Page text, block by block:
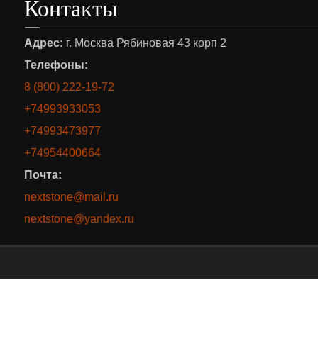
Контакты
Адрес: г. Москва Рябиновая 43 корп 2
Телефоны:
8 (800) 222-19-72
+74993933053
+74993473977
+74954400664
Почта:
nextstone@mail.ru
nextstone@yandex.ru